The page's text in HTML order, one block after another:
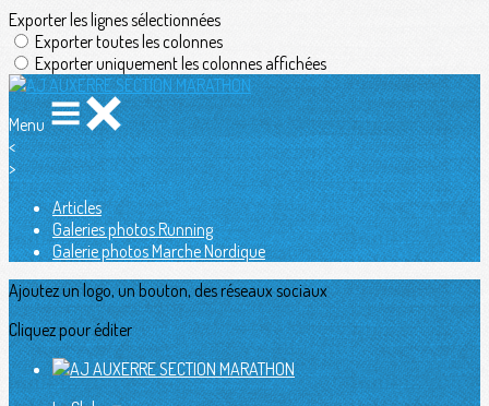
Exporter les lignes sélectionnées
Exporter toutes les colonnes
Exporter uniquement les colonnes affichées
Menu
<
>
Articles
Galeries photos Running
Galerie photos Marche Nordique
Ajoutez un logo, un bouton, des réseaux sociaux
Cliquez pour éditer